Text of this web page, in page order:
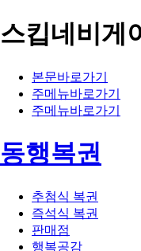
스킵네비게
본문바로가기
주메뉴바로가기
주메뉴바로가기
동행복권
추첨식 복권
즉석식 복권
판매점
행복공감